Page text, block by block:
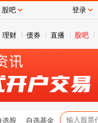
理财 债券 直播 股吧
选股 自选基金
股吧 登录